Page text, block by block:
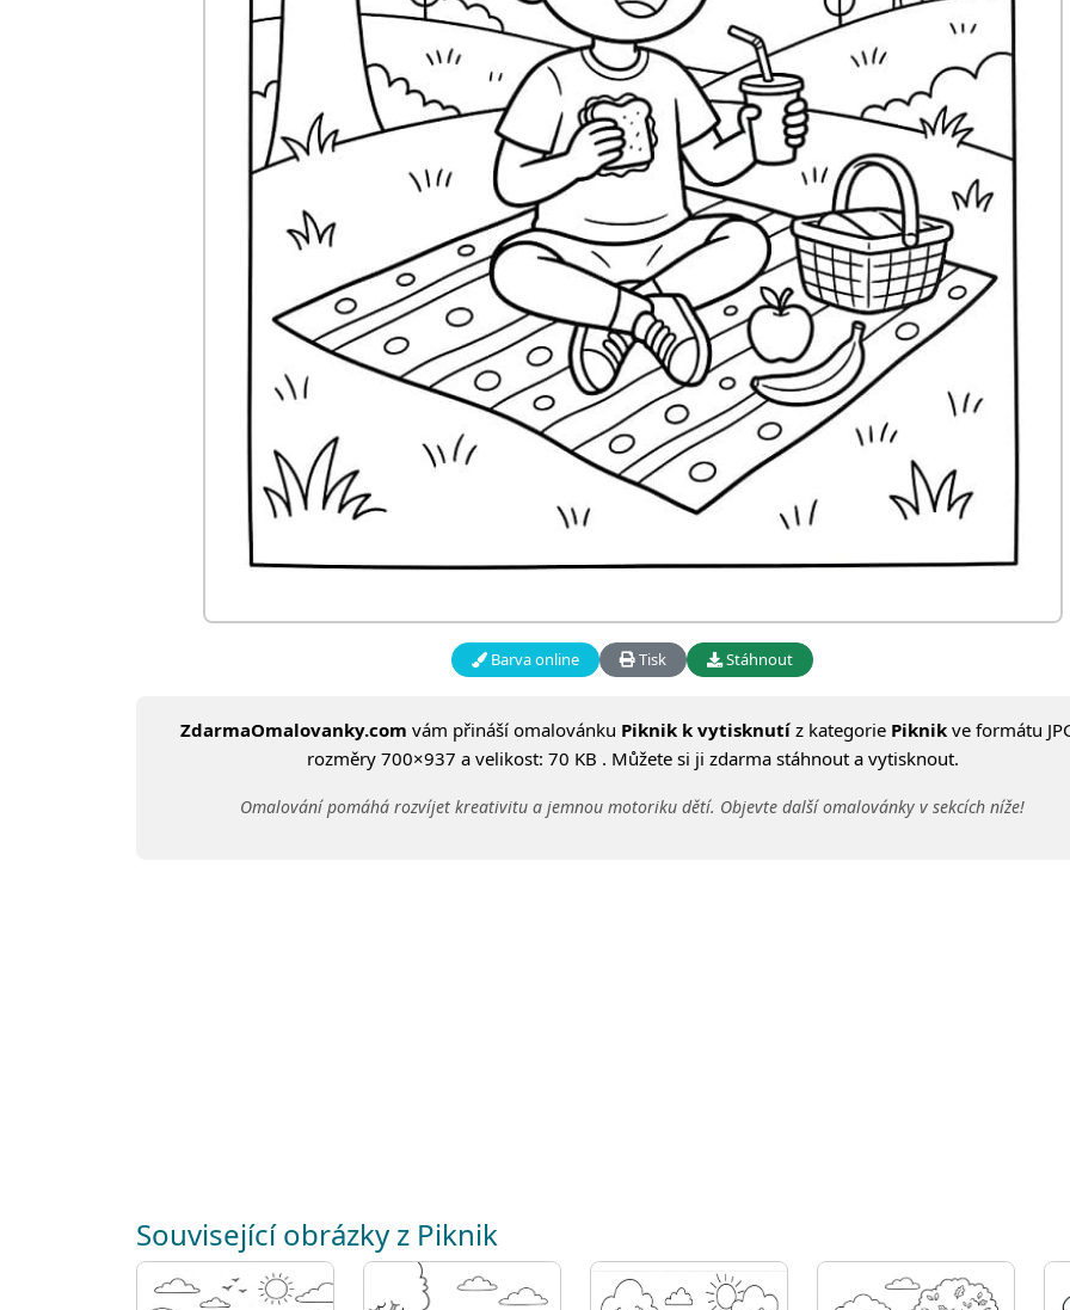
Barva online Tisk Stáhnout
ZdarmaOmalovanky.com vám přináší omalovánku Piknik k vytisknutíz kategorie Piknikve formátu
rozměry 700×937 a velikost: 70 KB . Můžete si ji zdarma stáhnout a vytisknout.
Omalování pomáhá rozvíjet kreativitu a jemnou motoriku dětí. Objevte další omalovánky v sekcích níže!
Související obrázky z Piknik